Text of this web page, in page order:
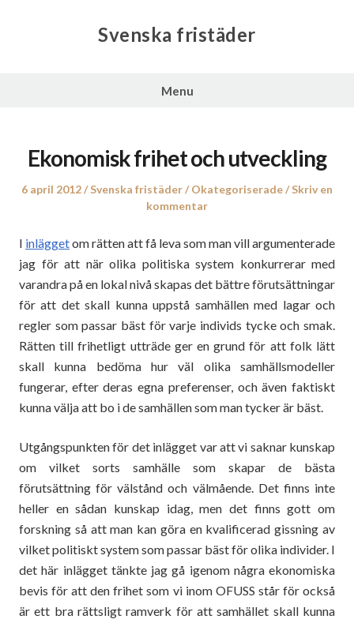
Svenska fristäder
Menu
Ekonomisk frihet och utveckling
Posted
6 april 2012 Author
Svenska fristäder
Posted
in
Okategoriserade
Skriv en
kommentar
I inläggetom rätten att få leva som man vill argumenterade
jag för att när olika politiska system konkurrerar med
varandra på en lokal nivå skapas det bättre förutsättningar
för att det skall kunna uppstå samhällen med lagar och
regler som passar bäst för varje individs tycke och smak.
Rätten till frihetligt utträde ger en grund för att folk lätt
skall kunna bedöma hur väl olika samhällsmodeller
fungerar, efter deras egna preferenser, och även faktiskt
kunna välja att bo i de samhällen som man tycker är bäst.
Utgångspunkten för det inlägget var att vi saknar kunskap
om vilket sorts samhälle som skapar de bästa
förutsättning för välstånd och välmående. Det finns inte
heller en sådan kunskap idag, men det finns gott om
forskning så att man kan göra en kvalificerad gissning av
vilket politiskt system som passar bäst för olika individer. I
det här inlägget tänkte jag gå igenom några ekonomiska
bevis för att den frihet som vi inom OFUSS står för också
är ett bra rättsligt ramverk för att samhället skall kunna